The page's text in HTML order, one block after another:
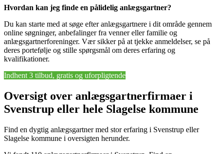
Hvordan kan jeg finde en pålidelig anlægsgartner?
Du kan starte med at søge efter anlægsgartnere i dit område gennem
online søgninger, anbefalinger fra venner eller familie og
anlægsgartnerforeninger. Vær sikker på at tjekke anmeldelser, se på
deres portefølje og stille spørgsmål om deres erfaring og
kvalifikationer.
Indhent 3 tilbud, gratis og uforpligtende
Oversigt over anlægsgartnerfirmaer i
Svenstrup eller hele Slagelse kommune
Find en dygtig anlægsgartner med stor erfaring i Svenstrup eller
Slagelse kommune i oversigten herunder.